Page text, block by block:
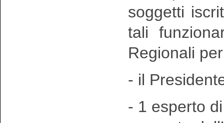
soggetti
tali
Regionali
- il
- 1 esperto